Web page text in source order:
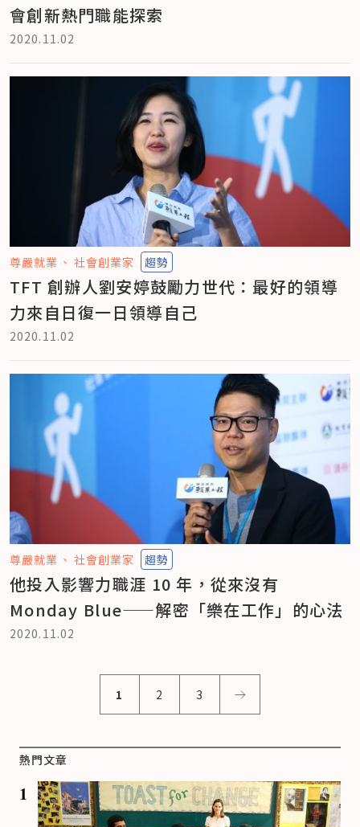
會創新熱門職能探索
2020.11.02
尊嚴就業 社會創業家 趨勢
TFT 創辦人劉安婷鼓勵力世代：最好的領導
力來自日復一日領導自己
2020.11.02
尊嚴就業 社會創業家 趨勢
他投入影響力職涯 10 年，從來沒有
Monday Blue——解密「樂在工作」的心法
2020.11.02
1 2 3
熱門文章
1